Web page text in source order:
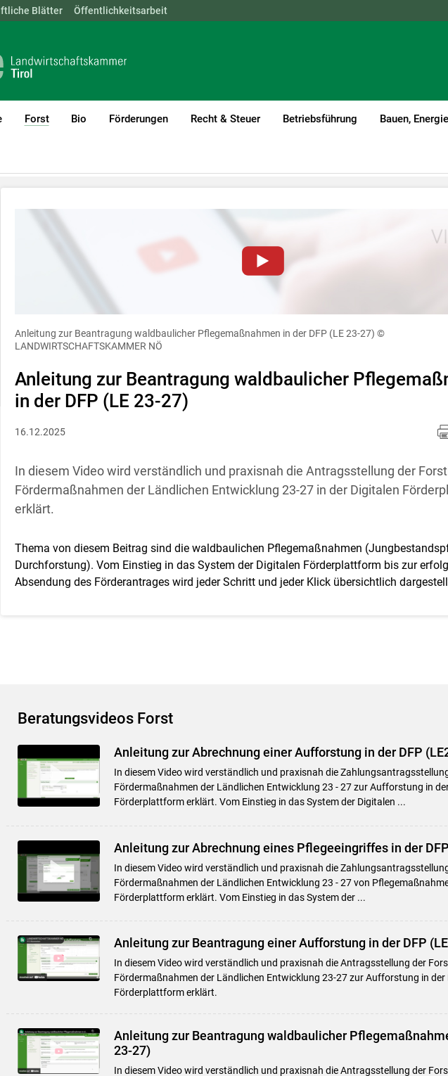
Skip to main content
BGLD KTN NÖ OÖ
Blätter Öffentlichkeitsarbeit
Forst
(current)1
Bio Förderungen Recht & Steuer Betriebsführung Bauen,
Zum Abspielen von YouTube-Videos auf dieser Website müssen Cookies gesetzt
Für weitere Informationen lesen Sie bitte unsere
Entscheidung für diese Website in den Cookie-Einstellungen jederzeit einsehen und
Cookies Einstellungen
Anleitung zur Beantragung waldbaulicher Pflegemaßnahmen in der DFP (LE 23-27) ©
LANDWIRTSCHAFTSKAMMER NÖ
Anleitung zur Beantragung waldbaulicher
in der DFP (LE 23-27)
16.12.2025
In diesem Video wird verständlich und praxisnah die Antragsstellung der
Fördermaßnahmen der Ländlichen Entwicklung 23-27 in der Digitalen
erklärt.
Thema von diesem Beitrag sind die waldbaulichen Pflegemaßnahmen
Durchforstung). Vom Einstieg in das System der Digitalen Förderplattform bis zur
Absendung des Förderantrages wird jeder Schritt und jeder Klick übersichtlich
Beratungsvideos Forst
Anleitung zur Abrechnung einer Aufforstung in der DFP
In diesem Video wird verständlich und praxisnah die
Fördermaßnahmen der Ländlichen Entwicklung 23 - 27 zur Aufforstung in
Förderplattform erklärt. Vom Einstieg in das System der Digitalen ...
Anleitung zur Abrechnung eines Pflegeeingriffes in der
In diesem Video wird verständlich und praxisnah die
Fördermaßnahmen der Ländlichen Entwicklung 23 - 27 von
Förderplattform erklärt. Vom Einstieg in das System der ...
Anleitung zur Beantragung einer Aufforstung in der DFP
In diesem Video wird verständlich und praxisnah die Antragsstellung der
Fördermaßnahmen der Ländlichen Entwicklung 23-27 zur Aufforstung in der
Förderplattform erklärt.
Anleitung zur Beantragung waldbaulicher
23-27)
In diesem Video wird verständlich und praxisnah die Antragsstellung der